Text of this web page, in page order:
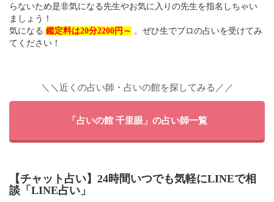
らないため是非気になる先生やお気に入りの先生を指名しちゃい
ましょう！
気になる 鑑定料は20分2200円～ 。ぜひ生でプロの占いを受けてみ
てください！
＼＼近くの占い師・占いの館を探してみる／／
「占いの館 千里眼」の占い師一覧
【チャット占い】24時間いつでも気軽にLINEで相
談「LINE占い」